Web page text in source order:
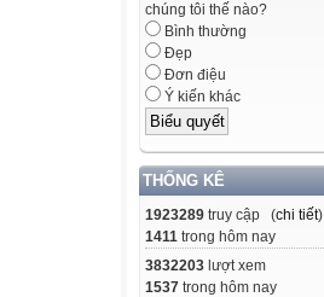
chúng tôi thế nào?
Bình thường
Đẹp
Đơn điệu
Ý kiến khác
THỐNG KÊ
1923289 truy cập (chi tiết)
1411 trong hôm nay
3832203 lượt xem
1537 trong hôm nay